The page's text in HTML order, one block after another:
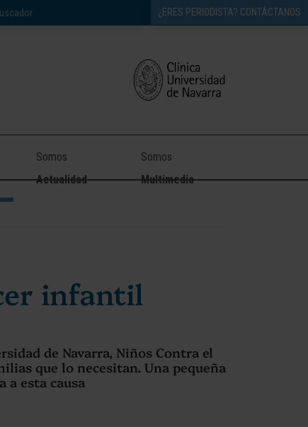
¿ERES PERIODISTA? CONTÁCTANOS
Somos
Actualidad
Somos
Multimedia
infantil
de Navarra, Niños Contra el
que lo necesitan. Una pequeña
a esta causa